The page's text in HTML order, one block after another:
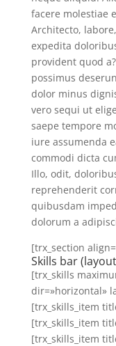
facere molestiae
Architecto,
expedita
provident quod
possimus
dolor minus
vero sequi ut
saepe tempore
iure assumenda
commodi dicta
Illo, odit,
reprehenderit
quibusdam
dolorum a
[trx_section
Skills bar
[trx_skills
dir=»horizontal»
[trx_skills_item
[trx_skills_item
[trx_skills_item